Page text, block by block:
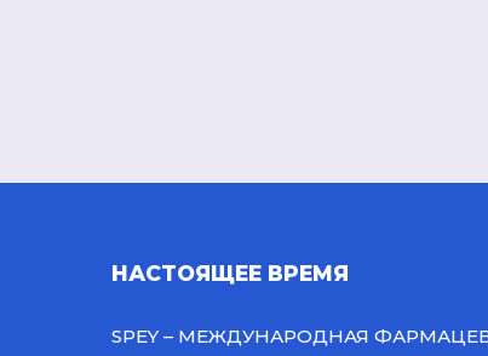
НАСТОЯЩЕЕ ВРЕМЯ
SPEY – МЕЖДУНАРОДНАЯ